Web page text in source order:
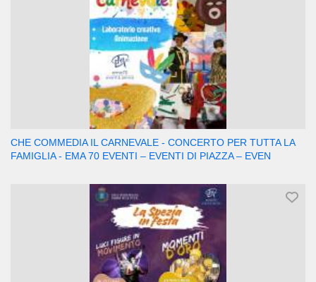
CHE COMMEDIA IL CARNEVALE - CONCERTO PER TUTTA LA
FAMIGLIA - EMA 70 EVENTI – EVENTI DI PIAZZA – EVEN